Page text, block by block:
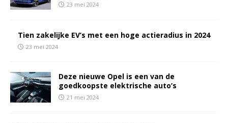
23 mei 2024
Tien zakelijke EV’s met een hoge actieradius in 2024
23 mei 2024
Deze nieuwe Opel is een van de
goedkoopste elektrische auto’s
21 mei 2024